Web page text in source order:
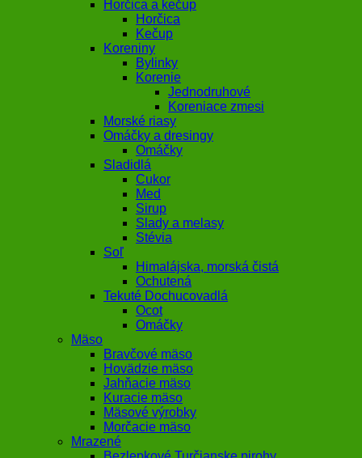
Horčica a kečup
Horčica
Kečup
Koreniny
Bylinky
Korenie
Jednodruhové
Koreniace zmesi
Morské riasy
Omáčky a dresingy
Omáčky
Sladidlá
Cukor
Med
Sirup
Slady a melasy
Stévia
Soľ
Himalájska, morská čistá
Ochutená
Tekuté Dochucovadlá
Ocot
Omáčky
Mäso
Bravčové mäso
Hovädzie mäso
Jahňacie mäso
Kuracie mäso
Mäsové výrobky
Morčacie mäso
Mrazené